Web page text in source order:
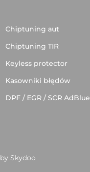
Chiptuning aut
Chiptuning TIR
Keyless protector
Kasowniki błędów
DPF / EGR / SCR AdBlue
by Skydoo